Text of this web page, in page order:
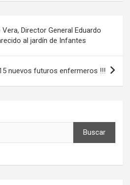
Director General Eduardo
al jardín de Infantes
nuevos futuros enfermeros !!!
Buscar